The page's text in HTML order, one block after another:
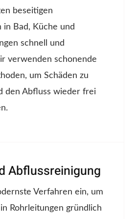
beseitigen
in Bad, Küche und
schnell und
verwenden schonende
um Schäden zu
den Abfluss wieder frei
Abflussreinigung
Verfahren ein, um
Rohrleitungen gründlich